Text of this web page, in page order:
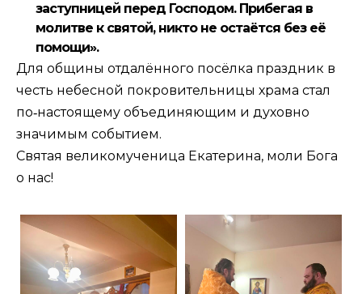
заступницей перед Господом. Прибегая в
молитве к святой, никто не остаётся без её
помощи».
Для общины отдалённого посёлка праздник в
честь небесной покровительницы храма стал
по‑настоящему объединяющим и духовно
значимым событием.
Святая великомученица Екатерина, моли Бога
о нас!